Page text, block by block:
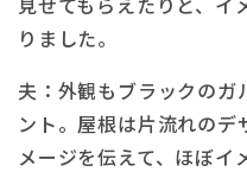
りました。
夫：外観もブラックのガ
ント。屋根は片流れのデ
メージを伝えて、ほぼイ